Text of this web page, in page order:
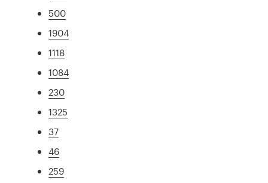
500
1904
1118
1084
230
1325
37
46
259